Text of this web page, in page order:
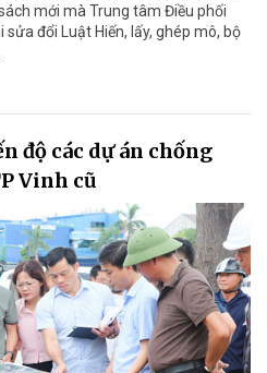
mới mà Trung tâm Điều phối
đổi Luật Hiến, lấy, ghép mô, bộ
độ các dự án chống
Vinh cũ